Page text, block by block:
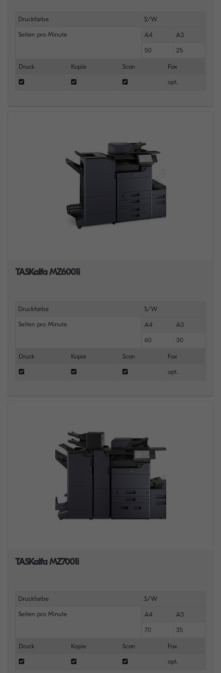
Druckfarbe S/W
Seiten pro Minute A4 A3
50 25
Druck Kopie Scan Fax
opt.
TASKalfa MZ6001i
Druckfarbe S/W
Seiten pro Minute A4 A3
60 30
Druck Kopie Scan Fax
opt.
TASKalfa MZ7001i
Druckfarbe S/W
Seiten pro Minute A4 A3
70 35
Druck Kopie Scan Fax
opt.